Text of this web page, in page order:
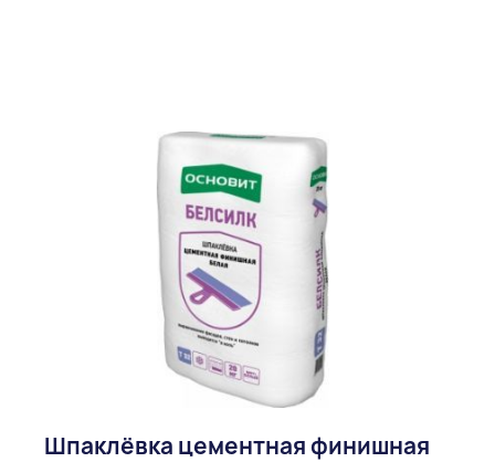
Шпаклёвка цементная финишная